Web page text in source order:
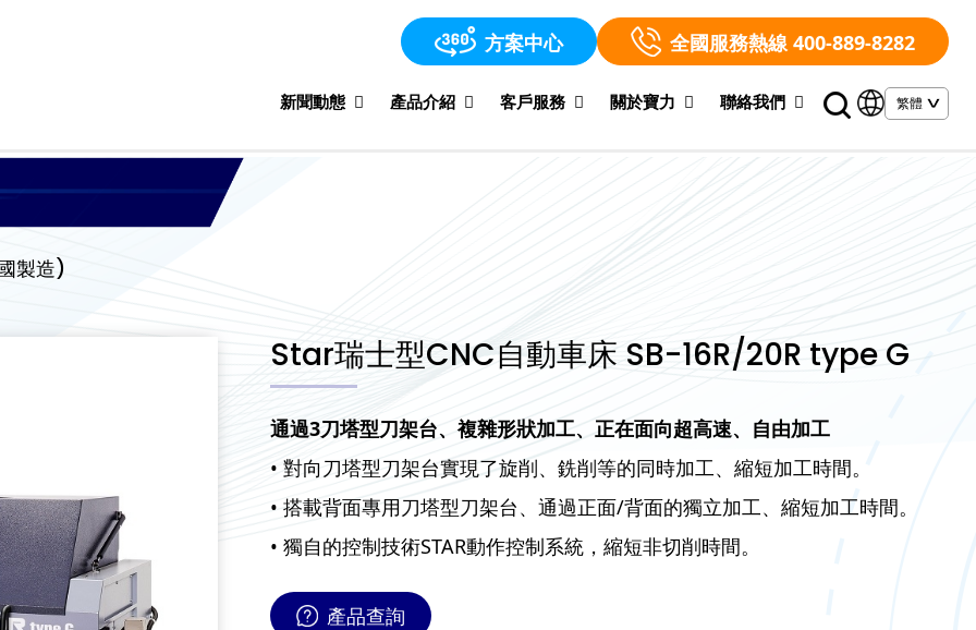
方案中心 全國服務熱線 400-889-8282
新聞動態 產品介紹 客戶服務 關於寶力 聯絡我們
製造)
Star瑞士型CNC自動車床 SB-16R/20R type G
通過3刀塔型刀架台、複雜形狀加工、正在面向超高速、自由加工
• 對向刀塔型刀架台實現了旋削、銑削等的同時加工、縮短加工時間。
• 搭載背面專用刀塔型刀架台、通過正面/背面的獨立加工、縮短加工時間。
• 獨自的控制技術STAR動作控制系統，縮短非切削時間。
產品查詢